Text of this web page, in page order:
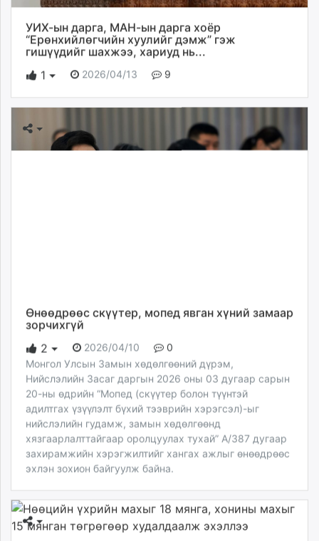
УИХ-ын дарга, МАН-ын дарга хоёр
“Ерөнхийлөгчийн хуулийг дэмж” гэж
гишүүдийг шахжээ, хариуд нь...
1
2026/04/13 9
Өнөөдрөөс скүүтер, мопед явган хүний замаар
зорчихгүй
2
2026/04/10
0
Монгол Улсын Замын хөдөлгөөний дүрэм,
Нийслэлийн Засаг даргын 2026 оны 03 дугаар сарын
20-ны өдрийн “Мопед (скүүтер болон түүнтэй
адилтгах үзүүлэлт бүхий тээврийн хэрэгсэл)-ыг
нийслэлийн гудамж, замын хөдөлгөөнд
хязгаарлалттайгаар оролцуулах тухай” А/387 дугаар
захирамжийн хэрэгжилтийг хангах ажлыг өнөөдрөөс
эхлэн зохион байгуулж байна.